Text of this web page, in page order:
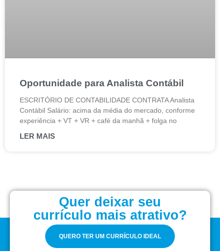
Oportunidade para Analista Contábil
ESCRITÓRIO DE CONTABILIDADE CONTRATA Analista
Contábil Salário: acima da média do mercado, conforme
experiência + VT + VR + café da manhã + folga no
LER MAIS
Quer deixar seu
currículo mais atrativo?
QUERO TER UM CURRÍCULO IDEAL